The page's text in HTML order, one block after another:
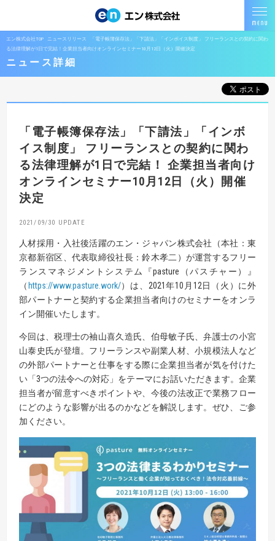
エン株式会社TOP ニュースリリース
「電子帳簿保存法」「下請法」「インボイス制度」 フリーランスとの契約に関わ
る法律理解が1日で完結！企業担当者向けオンラインセミナー10月12日（火）開催決定
ニュース詳細
「電子帳簿保存法」「下請法」「インボ
イス制度」 フリーランスとの契約に関わ
る法律理解が1日で完結！ 企業担当者向け
オンラインセミナー10月12日（火）開催
決定
2021/09/30
人材採用・入社後活躍のエン・ジャパン株式会社（本社：東
京都新宿区、代表取締役社⻑：鈴木孝二）が運営するフリー
ランスマネジメントシステム『pasture（パスチャー）』
（https://www.pasture.work/）は、2021年10月12日（火）に外
部パートナーと契約する企業担当者向けのセミナーをオンラ
イン開催いたします。
今回は、税理士の袖山喜久造氏、伯母敏子氏、弁護士の小宮
山泰史氏が登壇。フリーランスや副業人材、小規模法人など
の外部パートナーと仕事をする際に企業担当者が気を付けた
い「3つの法令への対応」をテーマにお話いただきます。企業
担当者が留意すべきポイントや、今後の法改正で業務フロー
にどのような影響が出るのかなどを解説します。ぜひ、ご参
加ください。